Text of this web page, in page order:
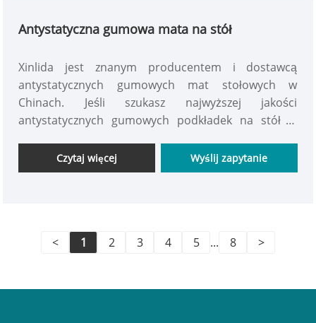
Antystatyczna gumowa mata na stół
Xinlida jest znanym producentem i dostawcą
antystatycznych gumowych mat stołowych w
Chinach. Jeśli szukasz najwyższej jakości
antystatycznych gumowych podkładek na stół w
partnerem. Antystatyczna gumowa mata na stół
służy do rozpraszania elektryczności statycznej i
Czytaj więcej Wyślij zapytanie
< 1 2 3 4 5 ... 8 >